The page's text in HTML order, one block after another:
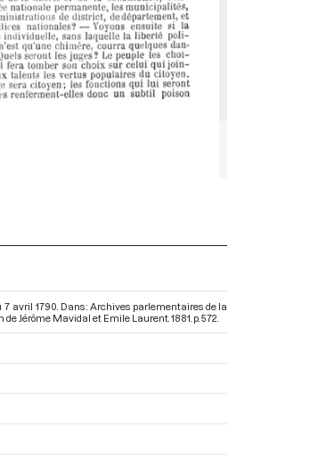
7 avril 1790. Dans : Archives parlementaires de la
de Jérôme Mavidal et Emile Laurent. 1881. p. 572.